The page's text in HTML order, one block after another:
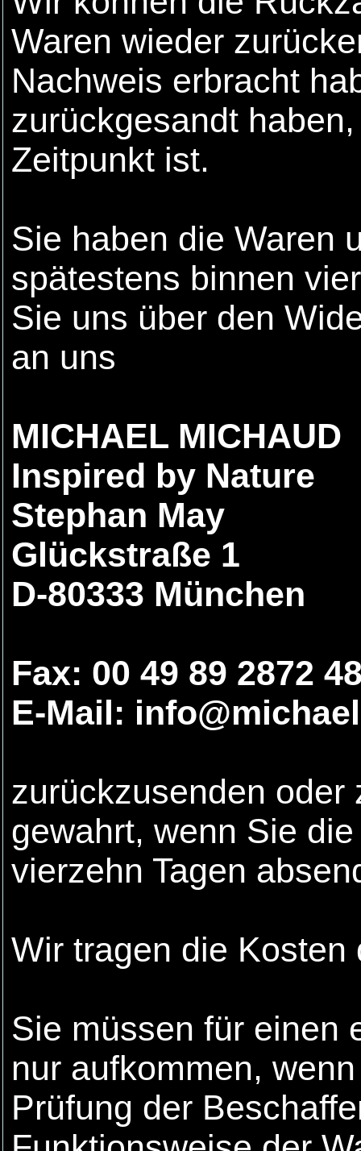
Waren wieder
Nachweis erbracht
zurückgesandt
Zeitpunkt ist.
Sie haben die Waren
spätestens binnen
Sie uns über den
an uns
MICHAEL MICHAUD
Inspired by Nature
Stephan May
Glückstraße 1
D-80333 München
Fax: 00 49 89 2872
E-Mail:
zurückzusenden oder
gewahrt, wenn Sie
vierzehn Tagen
Wir tragen die Kosten
Sie müssen für einen
nur aufkommen,
Prüfung der